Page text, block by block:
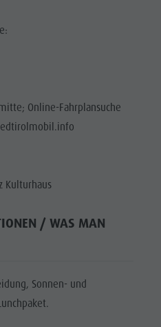
Online-Fahrplansuche
Kulturhaus
/ WAS MAN
Sonnen- und